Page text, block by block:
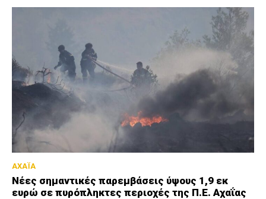
ΑΧΑΪΑ
Νέες σημαντικές παρεμβάσεις ύψους 1,9 εκ
ευρώ σε πυρόπληκτες περιοχές της Π.Ε. Αχαΐας